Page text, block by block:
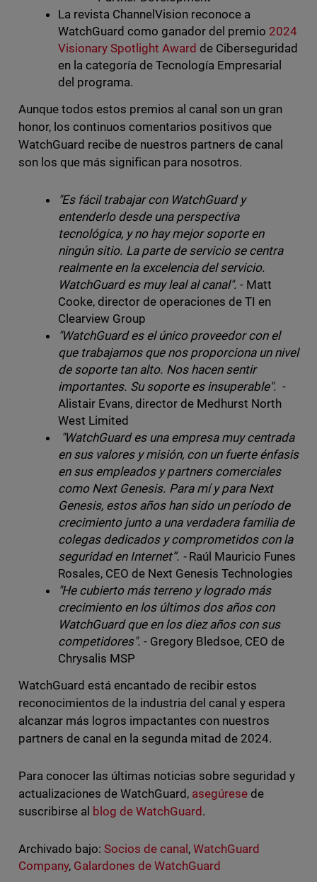
La revista ChannelVision reconoce a
WatchGuard como ganador del premio 2024
Visionary Spotlight Award de Ciberseguridad
en la categoría de Tecnología Empresarial
del programa.
Aunque todos estos premios al canal son un gran
honor, los continuos comentarios positivos que
WatchGuard recibe de nuestros partners de canal
son los que más significan para nosotros.
"Es fácil trabajar con WatchGuard y
entenderlo desde una perspectiva
tecnológica, y no hay mejor soporte en
ningún sitio. La parte de servicio se centra
realmente en la excelencia del servicio.
WatchGuard es muy leal al canal". - Matt
Cooke, director de operaciones de TI en
Clearview Group
"WatchGuard es el único proveedor con el
que trabajamos que nos proporciona un nivel
de soporte tan alto. Nos hacen sentir
importantes. Su soporte es insuperable". -
Alistair Evans, director de Medhurst North
West Limited
"WatchGuard es una empresa muy centrada
en sus valores y misión, con un fuerte énfasis
en sus empleados y partners comerciales
como Next Genesis. Para mí y para Next
Genesis, estos años han sido un período de
crecimiento junto a una verdadera familia de
colegas dedicados y comprometidos con la
seguridad en Internet”. -Raúl Mauricio Funes
Rosales, CEO de Next Genesis Technologies
"He cubierto más terreno y logrado más
crecimiento en los últimos dos años con
WatchGuard que en los diez años con sus
competidores". - Gregory Bledsoe, CEO de
Chrysalis MSP
WatchGuard está encantado de recibir estos
reconocimientos de la industria del canal y espera
alcanzar más logros impactantes con nuestros
partners de canal en la segunda mitad de 2024.
Para conocer las últimas noticias sobre seguridad y
actualizaciones de WatchGuard, asegúrese de
suscribirse al blog de WatchGuard .
Archivado bajo: Socios de canal ,WatchGuard
Company, Galardones de WatchGuard